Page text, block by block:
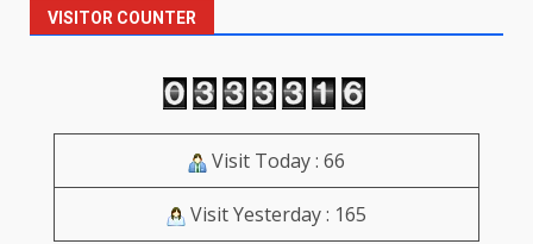
VISITOR COUNTER
Visit Today : 66
Visit Yesterday : 165